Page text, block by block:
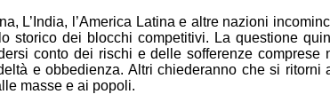
L’India, l’America Latina e altre nazioni
storico dei blocchi competitivi. La questione
conto dei rischi e delle sofferenze
e obbedienza. Altri chiederanno che si
masse e ai popoli.